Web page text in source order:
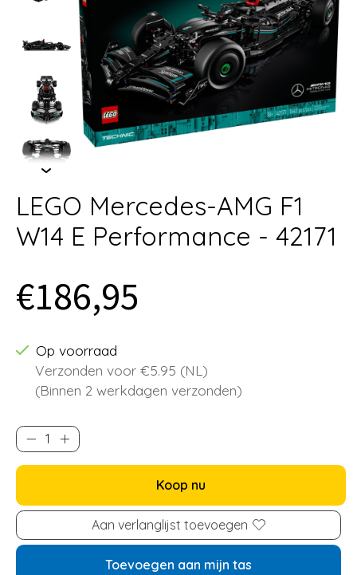
LEGO Mercedes-AMG F1
W14 E Performance - 42171
€186,95
Op voorraad
Verzonden voor €5.95 (NL)
(Binnen 2 werkdagen verzonden)
Koop nu
Aan verlanglijst toevoegen
Toevoegen aan mijn tas